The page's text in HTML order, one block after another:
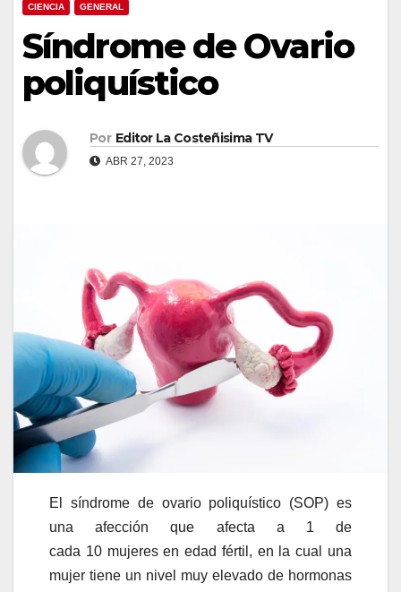
CIENCIA GENERAL
Síndrome de Ovario
poliquístico
Por Editor La Costeñisima TV
ABR 27, 2023
El síndrome de ovario poliquístico (SOP) es
una afección que afecta a 1 de
cada 10 mujeres en edad fértil, en la cual una
mujer tiene un nivel muy elevado de hormonas